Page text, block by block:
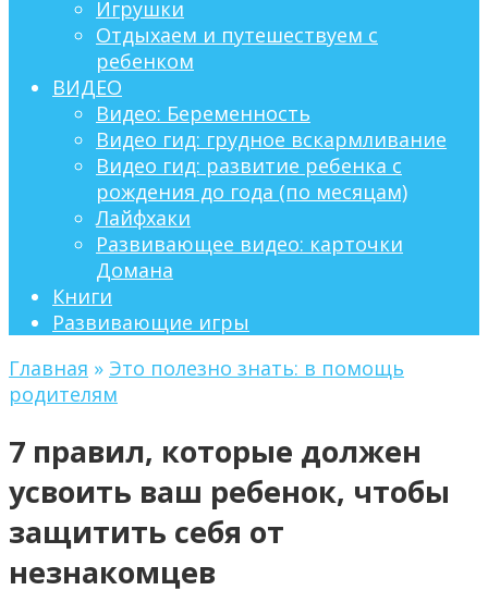
Игрушки
Отдыхаем и путешествуем с
ребенком
ВИДЕО
Видео: Беременность
Видео гид: грудное вскармливание
Видео гид: развитие ребенка с
рождения до года (по месяцам)
Лайфхаки
Развивающее видео: карточки
Домана
Книги
Развивающие игры
Главная » Это полезно знать: в помощь
родителям
7 правил, которые должен
усвоить ваш ребенок, чтобы
защитить себя от
незнакомцев